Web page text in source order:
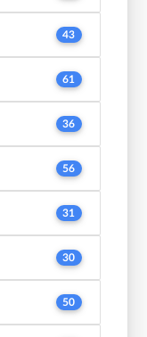
43
61
36
56
31
30
50